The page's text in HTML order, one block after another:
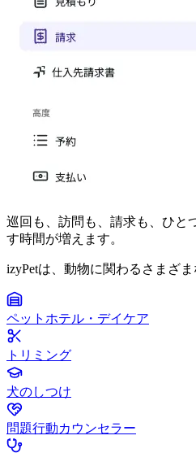
巡回も、訪問も、請求も、ひと
す時間が増えます。
izyPetは、動物に関わるさまざ
ペットホテル・デイケア
トリミング
犬のしつけ
問題行動カウンセラー